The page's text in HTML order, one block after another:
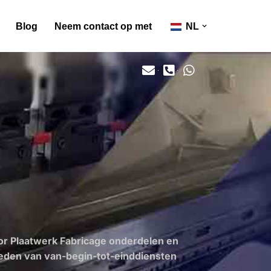
Blog Neem contact op met NL
Plaatwerk Fabricage onderdelen en
van van-begin-tot-einddiensten